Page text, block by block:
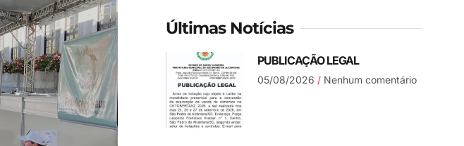
Últimas Notícias
PUBLICAÇÃO LEGAL
05/08/2026 Nenhum comentário